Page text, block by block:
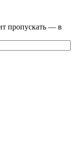
пропускать — в